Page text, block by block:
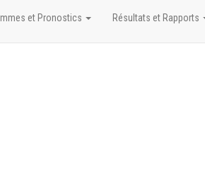
et Pronostics Résultats et Rapports